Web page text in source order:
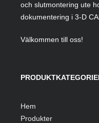
och slutmontering ute
dokumentering i 3-D
Välkommen till oss!
Hem
Produkter